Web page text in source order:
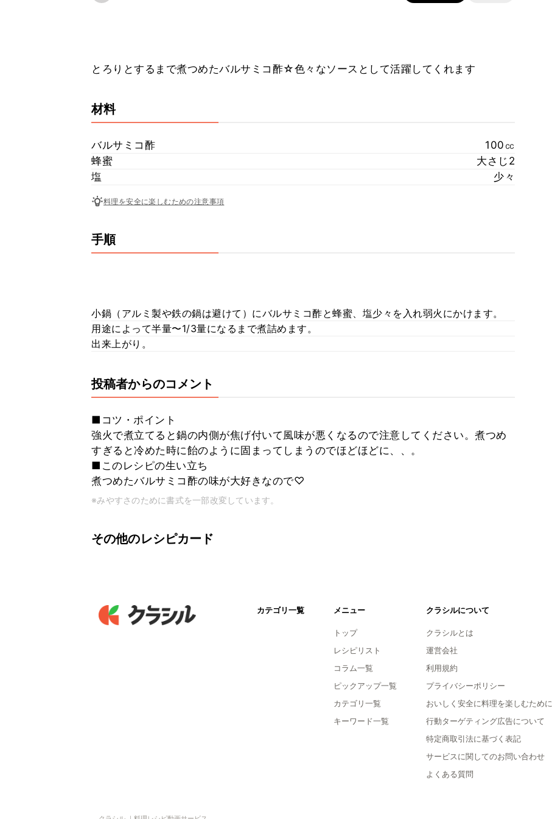
とろりとするまで煮つめたバルサミコ酢☆色々なソースとして活躍してくれます
材料
バルサミコ酢
100㏄
蜂蜜
大さじ2
塩
少々
料理を安全に楽しむための注意事項
手順
小鍋（アルミ製や鉄の鍋は避けて）にバルサミコ酢と蜂蜜、塩少々を入れ弱火にかけます。
用途によって半量〜1/3量になるまで煮詰めます。
出来上がり。
投稿者からのコメント
■コツ・ポイント
強火で煮立てると鍋の内側が焦げ付いて風味が悪くなるので注意してください。煮つめ
すぎると冷めた時に飴のように固まってしまうのでほどほどに、、。
■このレシピの生い立ち
煮つめたバルサミコ酢の味が大好きなので♡
※みやすさのために書式を一部改変しています。
その他のレシピカード
カテゴリ一覧 メニュー
トップ
レシピリスト
コラム一覧
ピックアップ一覧
カテゴリ一覧
キーワード一覧
クラシルについて
クラシルとは
運営会社
利用規約
プライバシーポリシー
おいしく安全に料理を楽しむために
行動ターゲティング広告について
特定商取引法に基づく表記
サービスに関してのお問い合わせ
よくある質問